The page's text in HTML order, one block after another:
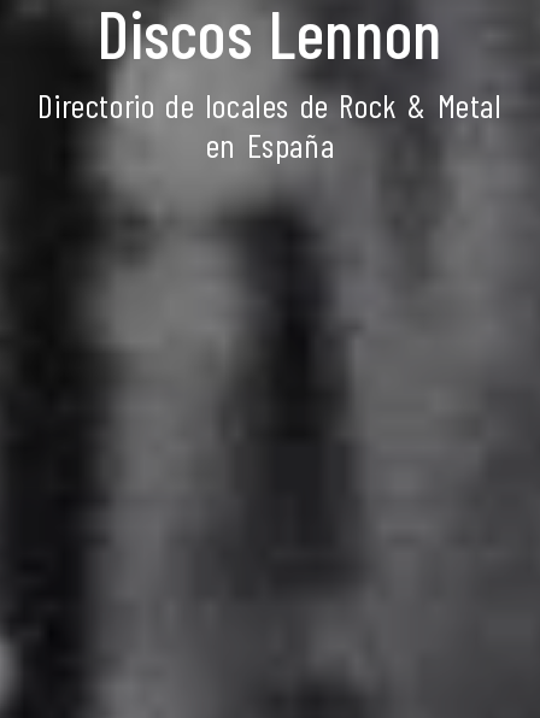
Discos Lennon
Directorio de locales de Rock & Metal
en España